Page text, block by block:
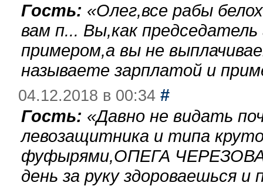
Гость: «Олег,все рабы
вам п... Вы,как
примером,а вы не
называете зарплатой и
04.12.2018 в 00:34 #
Гость: «Давно не видать
левозащитника и типа
фуфырями,ОПЕГА
день за руку здороваешься